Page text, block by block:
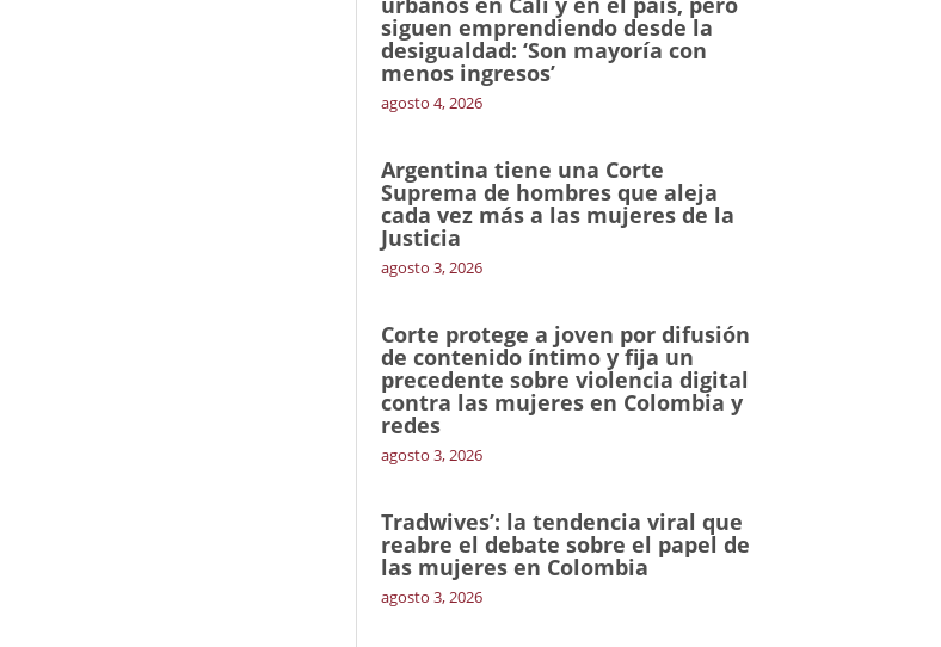
siguen emprendiendo desde la
desigualdad: ‘Son mayoría con
menos ingresos’
agosto 4, 2026
Argentina tiene una Corte
Suprema de hombres que aleja
cada vez más a las mujeres de la
Justicia
agosto 3, 2026
Corte protege a joven por difusión
de contenido íntimo y fija un
precedente sobre violencia digital
contra las mujeres en Colombia y
redes
agosto 3, 2026
Tradwives’: la tendencia viral que
reabre el debate sobre el papel de
las mujeres en Colombia
agosto 3, 2026